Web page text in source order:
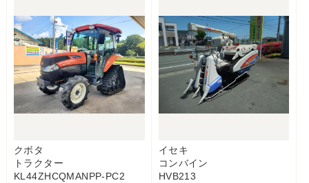
クボタ
トラクター
KL44ZHCQMANPP-PC2
イセキ
コンバイン
HVB213